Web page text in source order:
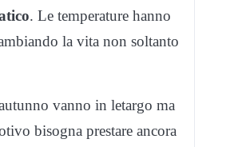
. Le temperature hanno
la vita non soltanto
vanno in letargo ma
bisogna prestare ancora